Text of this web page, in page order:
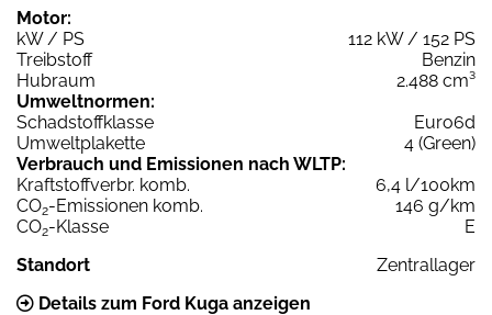
Motor:
kW / PS
112 kW / 152 PS
Treibstoff
Benzin
Hubraum
2.488 cm³
Umweltnormen:
Schadstoffklasse
Euro6d
Umweltplakette
4 (Green)
Verbrauch und Emissionen nach WLTP:
Kraftstoffverbr. komb.
6,4 l/100km
CO2-Emissionen komb.
146 g/km
CO2-Klasse
E
Standort
Zentrallager
Details zum Ford Kuga anzeigen